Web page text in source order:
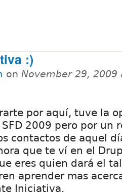
:)
on November 29, 2009
por aquí, tuve la
2009 pero por un
contactos de aquel
que te ví en el
eres quien dará el
aprender mas
Iniciativa.